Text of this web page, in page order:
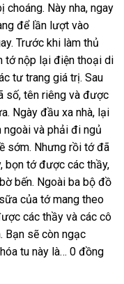
Này nha, ngay
để lần lượt vào
Trước khi làm thủ
tớ nộp lại điện thoại di
tư trang giá trị. Sau
số, tên riêng và được
Ngày đầu xa nhà, lại
ngoài và phải đi ngủ
sớm. Nhưng rồi tớ đã
bọn tớ được các thầy,
bến. Ngoài ba bộ đồ
của tớ mang theo
các thầy và các cô
Bạn sẽ còn ngạc
tu này là… 0 đồng